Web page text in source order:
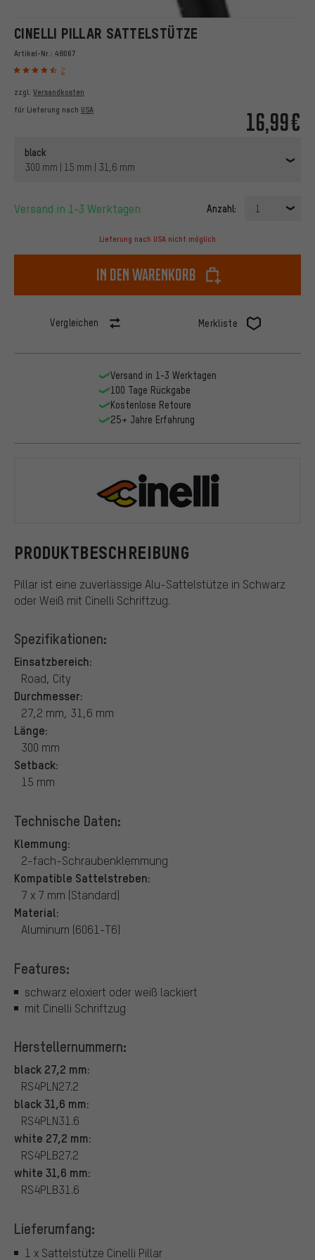
CINELLI PILLAR SATTELSTÜTZE
Artikel-Nr.: 48067
2
16,99€
zzgl. Versandkosten
für Lieferung nach USA
black
300 mm | 15 mm | 31,6 mm
Versand in 1-3 Werktagen Anzahl: 1
Lieferung nach USA nicht möglich
In den Warenkorb
Vergleichen Merkliste
PRODUKTBESCHREIBUNG
Pillar ist eine zuverlässige Alu-Sattelstütze in Schwarz
oder Weiß mit Cinelli Schriftzug.
Spezifikationen:
Einsatzbereich:
Road, City
Durchmesser:
27,2 mm, 31,6 mm
Länge:
300 mm
Setback:
15 mm
Technische Daten:
Klemmung:
2-fach-Schraubenklemmung
Kompatible Sattelstreben:
7 x 7 mm (Standard)
Material:
Aluminum (6061-T6)
Features:
schwarz eloxiert oder weiß lackiert
mit Cinelli Schriftzug
Herstellernummern:
black 27,2 mm:
RS4PLN27.2
black 31,6 mm:
RS4PLN31.6
white 27,2 mm:
RS4PLB27.2
white 31,6 mm:
RS4PLB31.6
Lieferumfang:
1 x Sattelstütze Cinelli Pillar
Versand in 1-3 Werktagen
100 Tage Rückgabe
Kostenlose Retoure
25+ Jahre Erfahrung